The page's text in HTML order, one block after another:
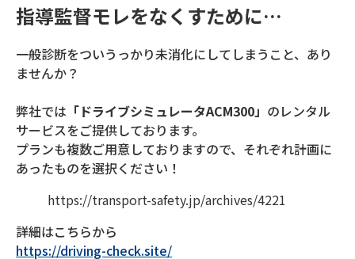
指導監督モレをなくすために…
一般診断をついうっかり未消化にしてしまうこと、あり
ませんか？
弊社では 「ドライブシミュレータACM300」 のレンタル
サービスをご提供しております。
プランも複数ご用意しておりますので、それぞれ計画に
あったものを選択ください！
https://transport-safety.jp/archives/4221
詳細はこちらから
https://driving-check.site/